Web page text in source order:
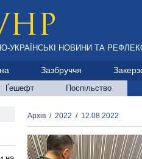
УКРАЇНСЬКІ НОВИНИ ТА
Зазбруччя
Ґешефт Поспільство
Архів / 2022 / 12.08.2022